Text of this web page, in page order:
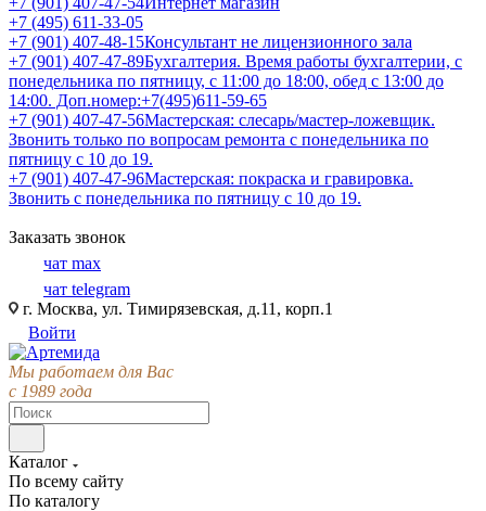
+7 (495) 611-33-05
+7 (901) 407-48-15Консультант не лицензионного зала
+7 (901) 407-47-89Бухгалтерия. Время работы бухгалтерии, с
понедельника по пятницу, с 11:00 до 18:00, обед с 13:00 до
14:00. Доп.номер:+7(495)611-59-65
+7 (901) 407-47-56Мастерская: слесарь/мастер-ложевщик.
Звонить только по вопросам ремонта с понедельника по
пятницу с 10 до 19.
+7 (901) 407-47-96Мастерская: покраска и гравировка.
Звонить с понедельника по пятницу с 10 до 19.
Заказать звонок
чат max
чат telegram
г. Москва, ул. Тимирязевская, д.11, корп.1
Войти
Мы работаем для Вас
с 1989 года
Каталог
По всему сайту
По каталогу